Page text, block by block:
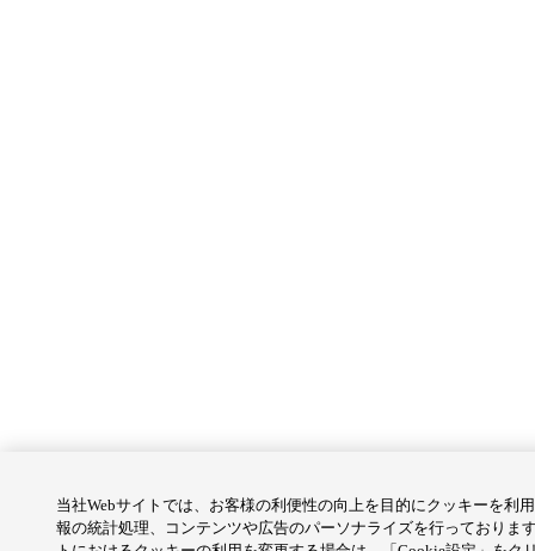
当社Webサイトでは、お客様の利便性の向上を目的にクッキーを利
報の統計処理、コンテンツや広告のパーソナライズを行っておりま